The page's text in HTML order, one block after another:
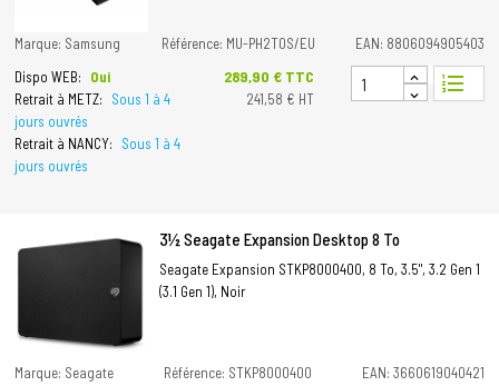
Marque: Samsung Référence: MU-PH2T0S/EU
EAN: 8806094905403
Dispo WEB:
Oui
Retrait à METZ:
Sous 1 à 4
jours ouvrés
Retrait à NANCY:
Sous 1 à 4
jours ouvrés
Prix
289,90 € TTC
241,58 € HT
format_list_numbered
3½ Seagate Expansion Desktop 8 To
Seagate Expansion STKP8000400, 8 To, 3.5", 3.2 Gen 1
(3.1 Gen 1), Noir
Marque: Seagate Référence: STKP8000400 EAN: 3660619040421